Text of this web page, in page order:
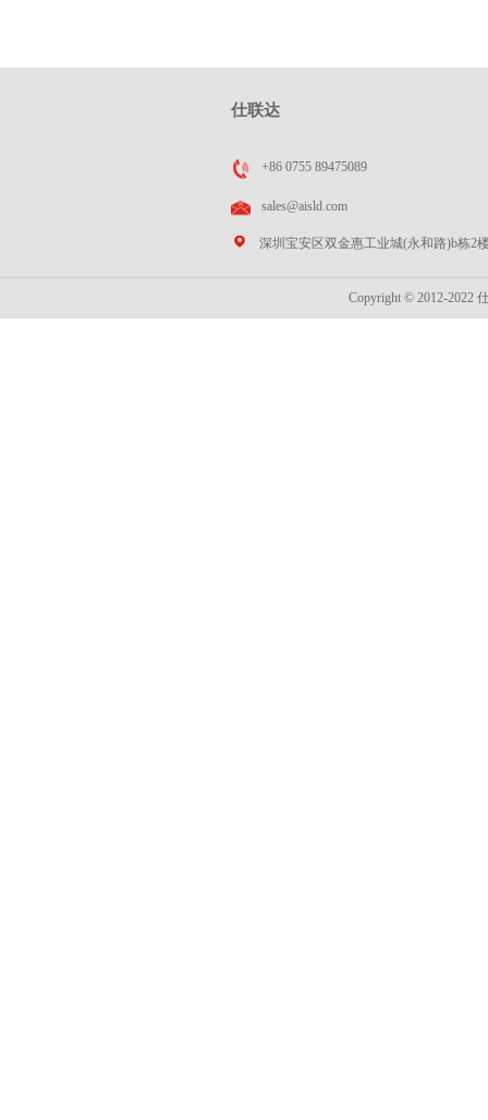
仕联达
+86 0755 89475089
sales@aisld.com
深圳宝安区双金惠工业城(永和路)b栋2
Copyright © 2012-2022